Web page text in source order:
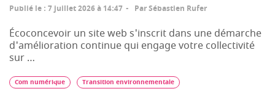
Publié le : 7 juillet 2026 à 14:47 ParSébastien Rufer
Écoconcevoir un site web s'inscrit dans une démarche
d'amélioration continue qui engage votre collectivité
sur …
Com numérique Transition environnementale